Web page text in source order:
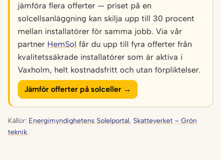
jämföra flera offerter — priset på en
solcellsanläggning kan skilja upp till 30 procent
mellan installatörer för samma jobb. Via vår
partner HemSol får du upp till fyra offerter från
kvalitetssäkrade installatörer som är aktiva i
Vaxholm, helt kostnadsfritt och utan förpliktelser.
Jämför offerter på solceller →
Källor: Energimyndighetens Solelportal, Skatteverket – Grön
teknik.